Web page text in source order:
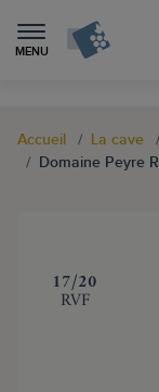
MENU
Accueil La cave
Domaine Peyre
‍17/20
RVF